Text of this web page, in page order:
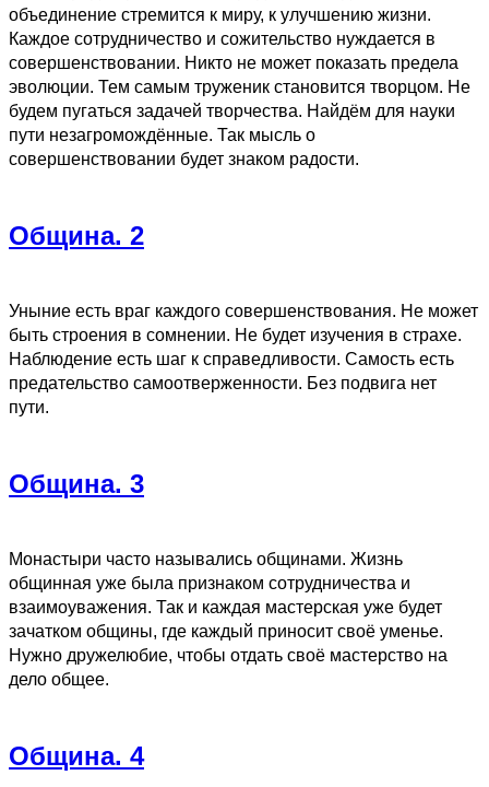
объединение стремится к миру, к улучшению жизни.
Каждое сотрудничество и сожительство нуждается в
совершенствовании. Никто не может показать предела
эволюции. Тем самым труженик становится творцом. Не
будем пугаться задачей творчества. Найдём для науки
пути незагромождённые. Так мысль о
совершенствовании будет знаком радости.
Община. 2
Уныние есть враг каждого совершенствования. Не может
быть строения в сомнении. Не будет изучения в страхе.
Наблюдение есть шаг к справедливости. Самость есть
предательство самоотверженности. Без подвига нет
пути.
Община. 3
Монастыри часто назывались общинами. Жизнь
общинная уже была признаком сотрудничества и
взаимоуважения. Так и каждая мастерская уже будет
зачатком общины, где каждый приносит своё уменье.
Нужно дружелюбие, чтобы отдать своё мастерство на
дело общее.
Община. 4